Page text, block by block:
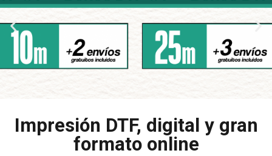
Impresión DTF, digital y gran
formato online